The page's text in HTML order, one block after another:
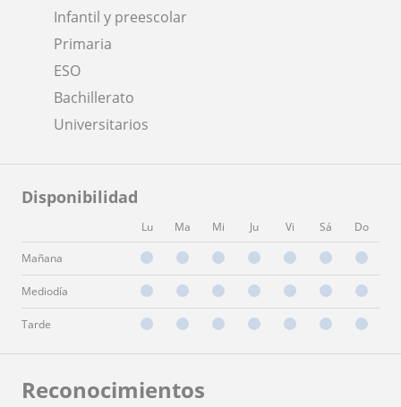
Infantil y preescolar
Primaria
ESO
Bachillerato
Universitarios
Disponibilidad
Lu Ma Mi Ju Vi Sá Do
Mañana
Mediodía
Tarde
Reconocimientos